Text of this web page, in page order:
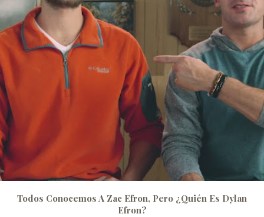
Todos Conocemos A Zac Efron, Pero ¿quién Es Dylan
Efron?